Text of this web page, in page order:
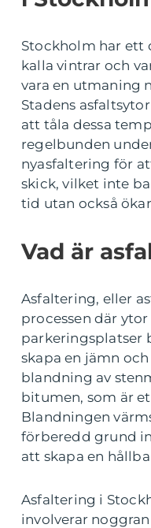
Stockholm har ett
kalla vintrar och
vara en utmaning
Stadens
att tåla dessa
regelbunden
nyasfaltering för
skick, vilket inte
tid utan också
Vad är
Asfaltering, eller
processen där
parkeringsplatser
skapa en jämn
blandning av
bitumen, som är
Blandningen
förberedd grund
att skapa en
Asfaltering i
involverar